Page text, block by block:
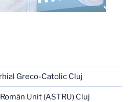
Greco-Catolic Cluj
Unit (ASTRU) Cluj